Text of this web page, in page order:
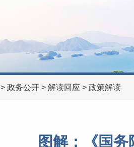
> 政务公开 > 解读回应 > 政策解读
图解：《国务